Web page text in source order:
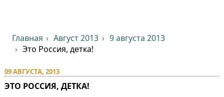
Главная Август 2013
9 августа 2013
Это Россия, детка!
09 АВГУСТА, 2013
ЭТО РОССИЯ, ДЕТКА!